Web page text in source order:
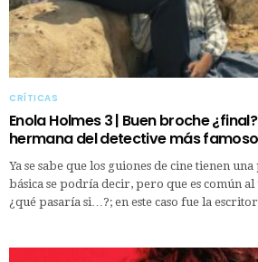
CRÍTICAS
Enola Holmes 3 | Buen broche
hermana del detective más
Ya se sabe que los guiones de cine tienen
básica se podría decir, pero que es común al
¿qué pasaría si…?; en este caso fue la